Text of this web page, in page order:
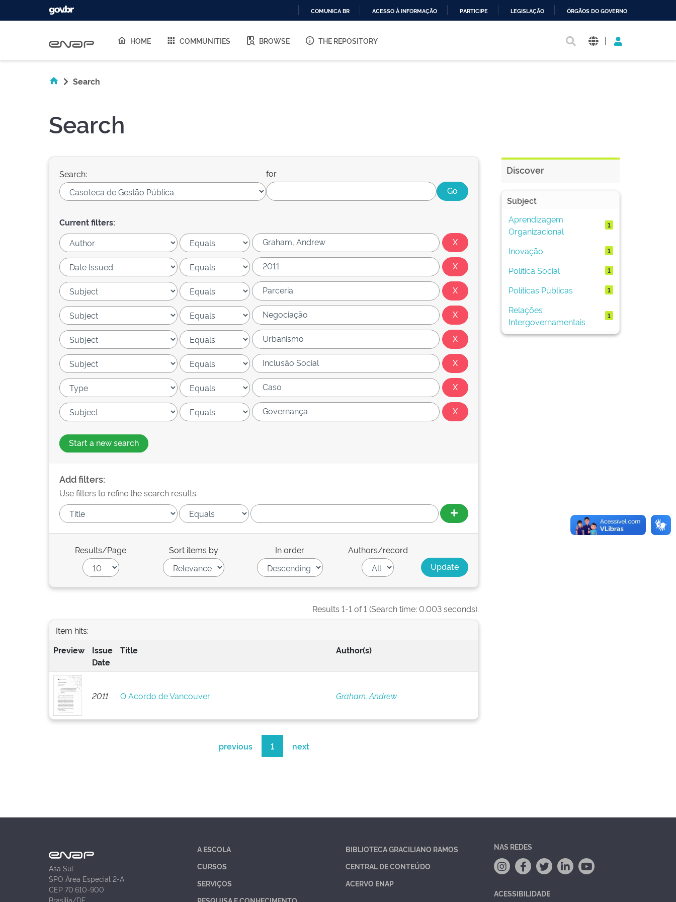
O
COMUNICA BR ACESSO À INFORMAÇÃO PARTICIPE LEGISLAÇÃO ÓRGÃOS DO GOVERNO
HOME COMMUNITIES BROWSE THE REPOSITORY |
Search
Search
Search: for
Current filters:
Start a new search
Add filters:
Use filters to refine the search results.
Results/Page Sort items by In order Authors/record
Results 1-1 of 1 (Search time: 0.003 seconds).
Item hits:
Preview
Issue
Date
Title Author(s)
2011 O Acordo de Vancouver Graham, Andrew
previous 1 next
Discover
Subject
Aprendizagem
Organizacional
1
Inovação 1
Política Social 1
Políticas Públicas 1
Relações
Intergovernamentais
1
Asa Sul
SPO Área Especial 2-A
CEP 70.610-900
Brasília/DF
A ESCOLA
CURSOS
SERVIÇOS
BIBLIOTECA GRACILIANO RAMOS
CENTRAL DE CONTEÚDO
ACERVO ENAP
NAS REDES
ACESSIBILIDADE